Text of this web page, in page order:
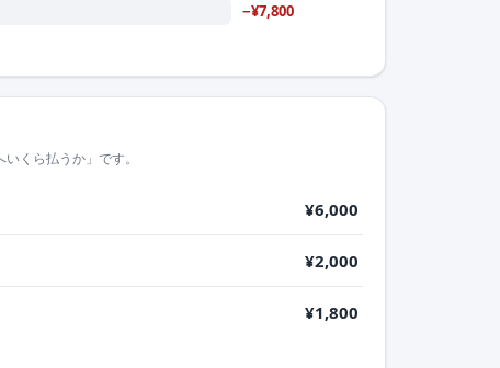
−¥7,800
くら払うか」です。
¥6,000
¥2,000
¥1,800